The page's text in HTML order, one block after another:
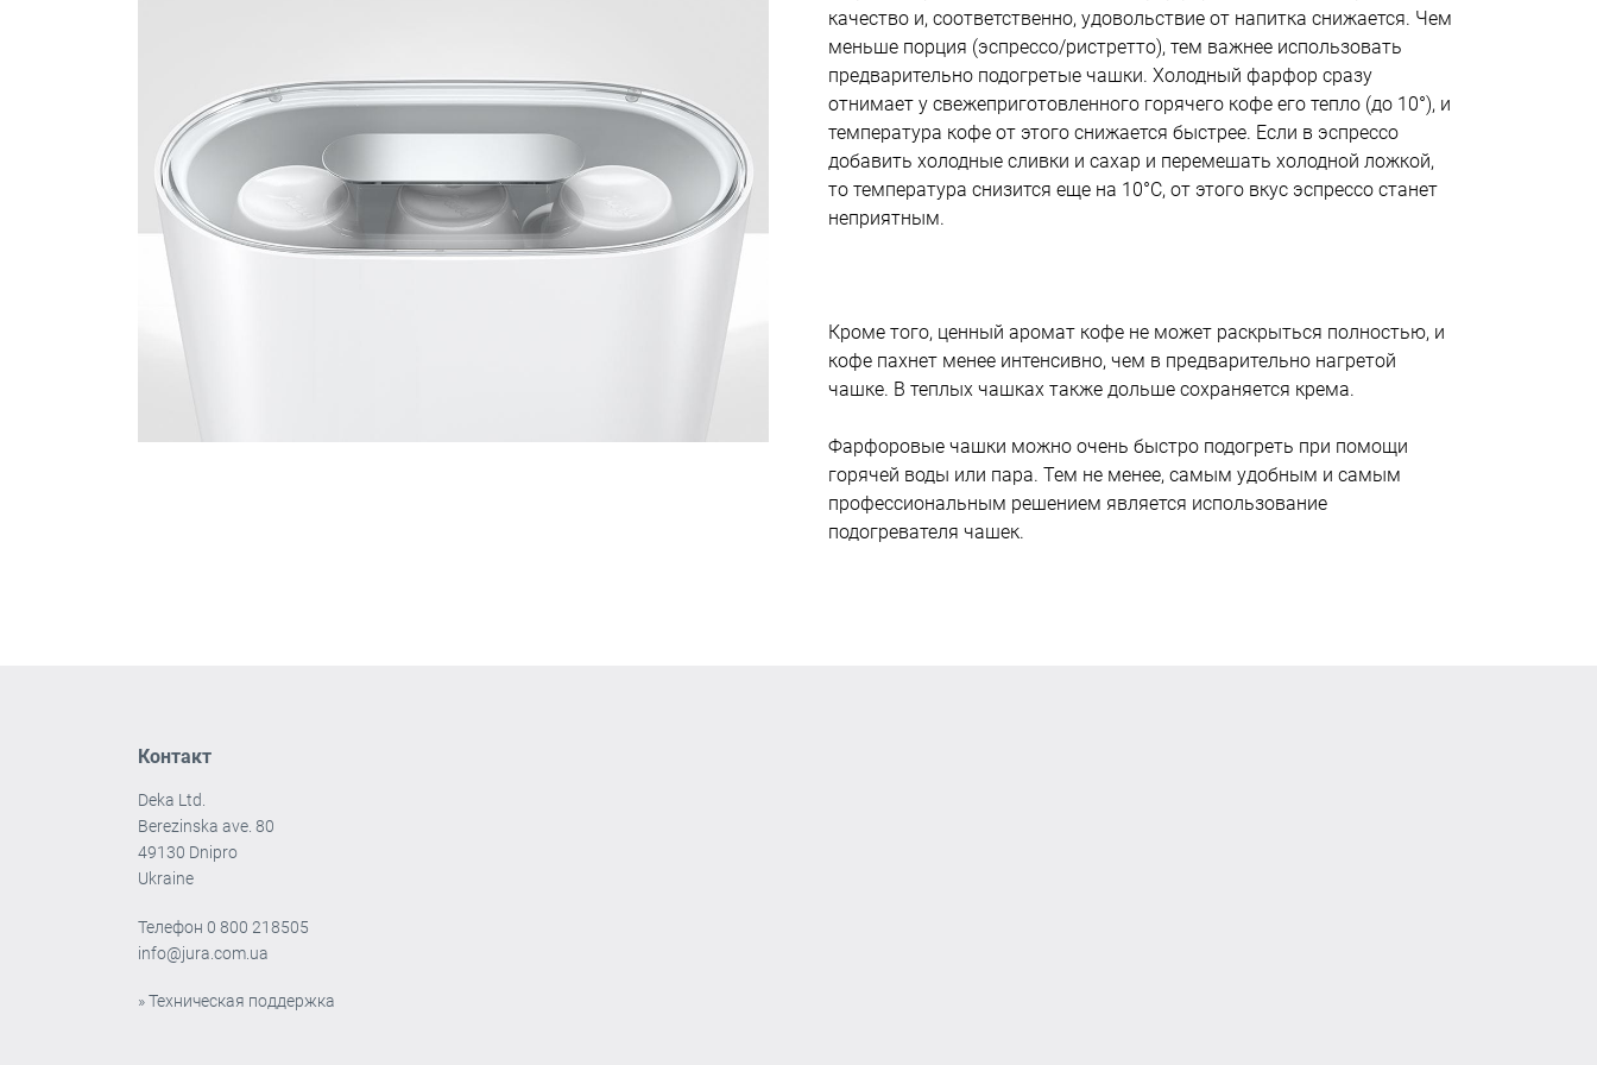
качество и, соответственно, удовольствие от напитка снижается. Чем
меньше порция (эспрессо/ристретто), тем важнее использовать
предварительно подогретые чашки. Холодный фарфор сразу
отнимает у свежеприготовленного горячего кофе его тепло (до 10°), и
температура кофе от этого снижается быстрее. Если в эспрессо
добавить холодные сливки и сахар и перемешать холодной ложкой,
то температура снизится еще на 10°C, от этого вкус эспрессо станет
неприятным.
Кроме того, ценный аромат кофе не может раскрыться полностью, и
кофе пахнет менее интенсивно, чем в предварительно нагретой
чашке. В теплых чашках также дольше сохраняется крема.
Фарфоровые чашки можно очень быстро подогреть при помощи
горячей воды или пара. Тем не менее, самым удобным и самым
профессиональным решением является использование
подогревателя чашек.
Контакт
Deka Ltd.
Berezinska ave. 80
49130 Dnipro
Ukraine
Телефон0 800 218505
info@jura.com.ua
» Техническая поддержка